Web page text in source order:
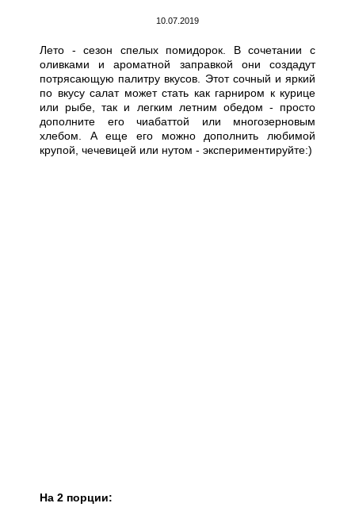
10.07.2019
Лето - сезон спелых помидорок. В сочетании с
оливками и ароматной заправкой они создадут
потрясающую палитру вкусов. Этот сочный и яркий
по вкусу салат может стать как гарниром к курице
или рыбе, так и легким летним обедом - просто
дополните его чиабаттой или многозерновым
хлебом. А еще его можно дополнить любимой
крупой, чечевицей или нутом - экспериментируйте:)
На 2 порции: